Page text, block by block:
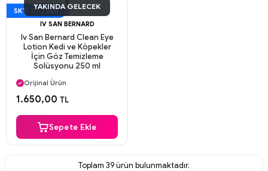
SKT: 01.2030
YAKINDA GELECEK
IV SAN BERNARD
Iv San Bernard Clean Eye
Lotion Kedi ve Köpekler
İçin Göz Temizleme
Solüsyonu 250 ml
Aynı Gün Kargo
Orijinal Ürün
Güvenli Ödeme
1.650,00 TL
Sepete Ekle
Toplam 39ürün bulunmaktadır.